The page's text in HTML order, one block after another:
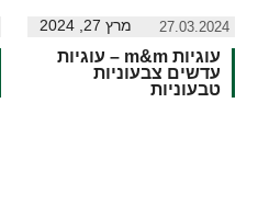
27.03.2024 מרץ 27, 2024
עוגיות m&m – עוגיות
עדשים צבעוניות
טבעוניות